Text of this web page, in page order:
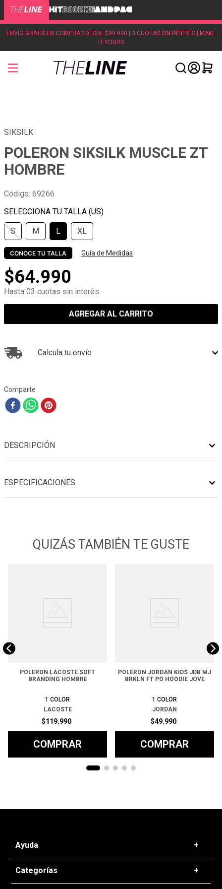
ENVÍO GRATIS EN COMPRAS DESDE $99.990 | 3 CUOTAS SIN INTERÉS | MAKE
IT YOURS
SIKSILK
POLERON SIKSILK MUSCLE ZT
HOMBRE
Código: 69266
S M L XL
CONOCE TU TALLA Guía de Medidas
$64.990
Hasta 03 cuotas sin interés
AGREGAR AL CARRITO
Calcula tu envío
Comparte
DESCRIPCIÓN
ESPECIFICACIONES
QUIZÁS TAMBIÉN TE GUSTE
POLERON LACOSTE SOFT
BRANDING HOMBRE
1 COLOR
LACOSTE
$119.990
COMPRAR
POLERON JORDAN KIDS JDB MJ
BRKLN FT PO HOODIE JOVE
1 COLOR
JORDAN
$49.990
COMPRAR
Ayuda +
Preguntas frecuentes
T&C - Políticas de Envío
Categorías +